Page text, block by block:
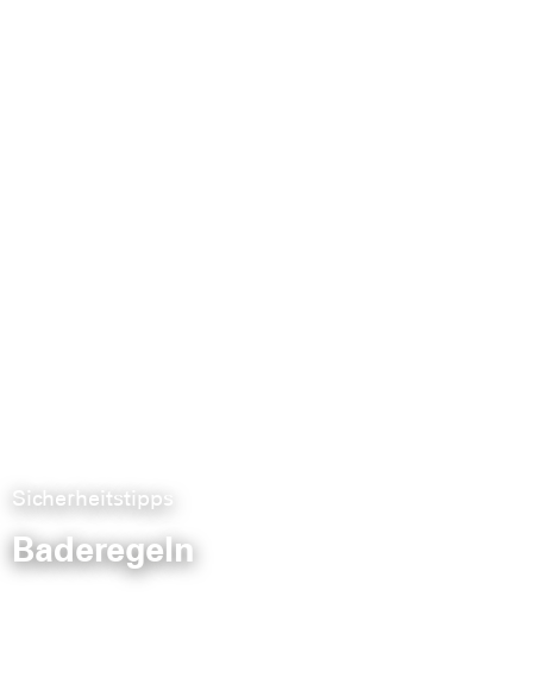
Sicherheitstipps
Baderegeln